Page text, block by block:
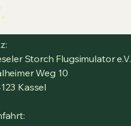
Storch Flugsimulator e.V.
Weg 10
Kassel